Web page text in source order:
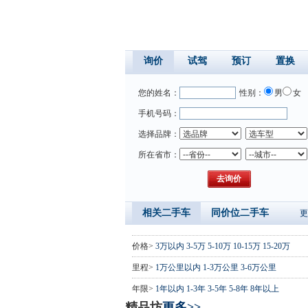
询价 试驾 预订 置换
您的姓名： 性别： 男 女
手机号码：
选择品牌：
所在省市：
相关二手车 同价位二手车
价格> 3万以内 3-5万 5-10万 10-15万 15-20万
里程> 1万公里以内 1-3万公里 3-6万公里
年限> 1年以内 1-3年 3-5年 5-8年 8年以上